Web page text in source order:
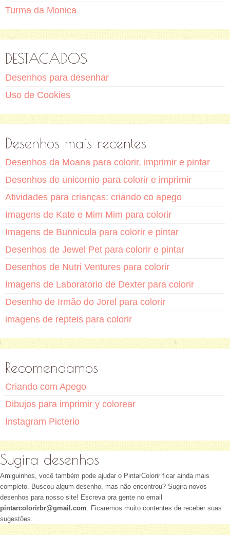
Turma da Monica
DESTACADOS
Desenhos para desenhar
Uso de Cookies
Desenhos mais recentes
Desenhos da Moana para colorir, imprimir e pintar
Desenhos de unicornio para colorir e imprimir
Atividades para crianças: criando co apego
Imagens de Kate e Mim Mim para colorir
Imagens de Bunnicula para colorir e pintar
Desenhos de Jewel Pet para colorir e pintar
Desenhos de Nutri Ventures para colorir
Imagens de Laboratorio de Dexter para colorir
Desenho de Irmão do Jorel para colorir
imagens de repteis para colorir
Recomendamos
Criando com Apego
Dibujos para imprimir y colorear
Instagram Picterio
Sugira desenhos
Amiguinhos, você também pode ajudar o PintarColorir ficar ainda mais
completo. Buscou algum desenho, mas não encontrou? Sugira novos
desenhos para nosso site! Escreva pra gente no email
pintarcolorirbr@gmail.com. Ficaremos muito contentes de receber suas
sugestões.